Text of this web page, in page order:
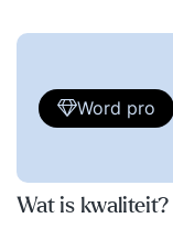
Word pro
Wat is kwaliteit?